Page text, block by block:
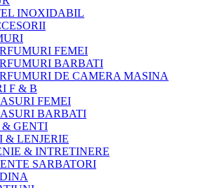
INOXIDABIL
FEMEI
BARBATI
DE CAMERA MASINA
F & B
FEMEI
BARBATI
& GENTI
& LENJERIE
& INTRETINERE
SARBATORI